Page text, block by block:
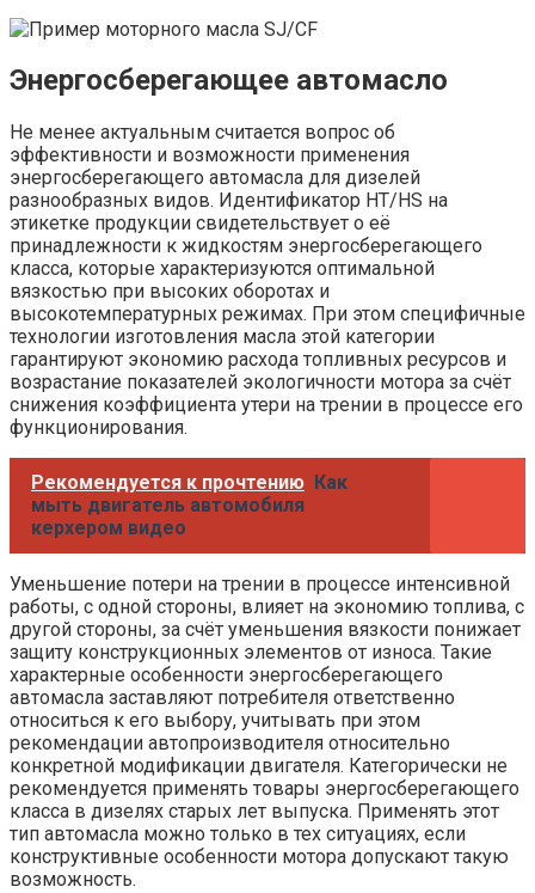
Энергосберегающее автомасло
Не менее актуальным считается вопрос об
эффективности и возможности применения
энергосберегающего автомасла для дизелей
разнообразных видов. Идентификатор HT/HS на
этикетке продукции свидетельствует о её
принадлежности к жидкостям энергосберегающего
класса, которые характеризуются оптимальной
вязкостью при высоких оборотах и
высокотемпературных режимах. При этом специфичные
технологии изготовления масла этой категории
гарантируют экономию расхода топливных ресурсов и
возрастание показателей экологичности мотора за счёт
снижения коэффициента утери на трении в процессе его
функционирования.
Рекомендуется к прочтению Как
мыть двигатель автомобиля
керхером видео
Уменьшение потери на трении в процессе интенсивной
работы, с одной стороны, влияет на экономию топлива, с
другой стороны, за счёт уменьшения вязкости понижает
защиту конструкционных элементов от износа. Такие
характерные особенности энергосберегающего
автомасла заставляют потребителя ответственно
относиться к его выбору, учитывать при этом
рекомендации автопроизводителя относительно
конкретной модификации двигателя. Категорически не
рекомендуется применять товары энергосберегающего
класса в дизелях старых лет выпуска. Применять этот
тип автомасла можно только в тех ситуациях, если
конструктивные особенности мотора допускают такую
возможность.